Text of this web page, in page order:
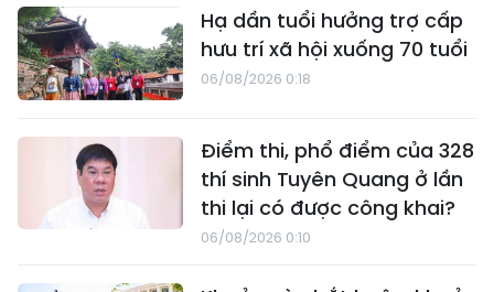
Hạ dần tuổi hưởng trợ cấp
hưu trí xã hội xuống 70 tuổi
06/08/2026 0:18
Điểm thi, phổ điểm của 328
thí sinh Tuyên Quang ở lần
thi lại có được công khai?
06/08/2026 0:10